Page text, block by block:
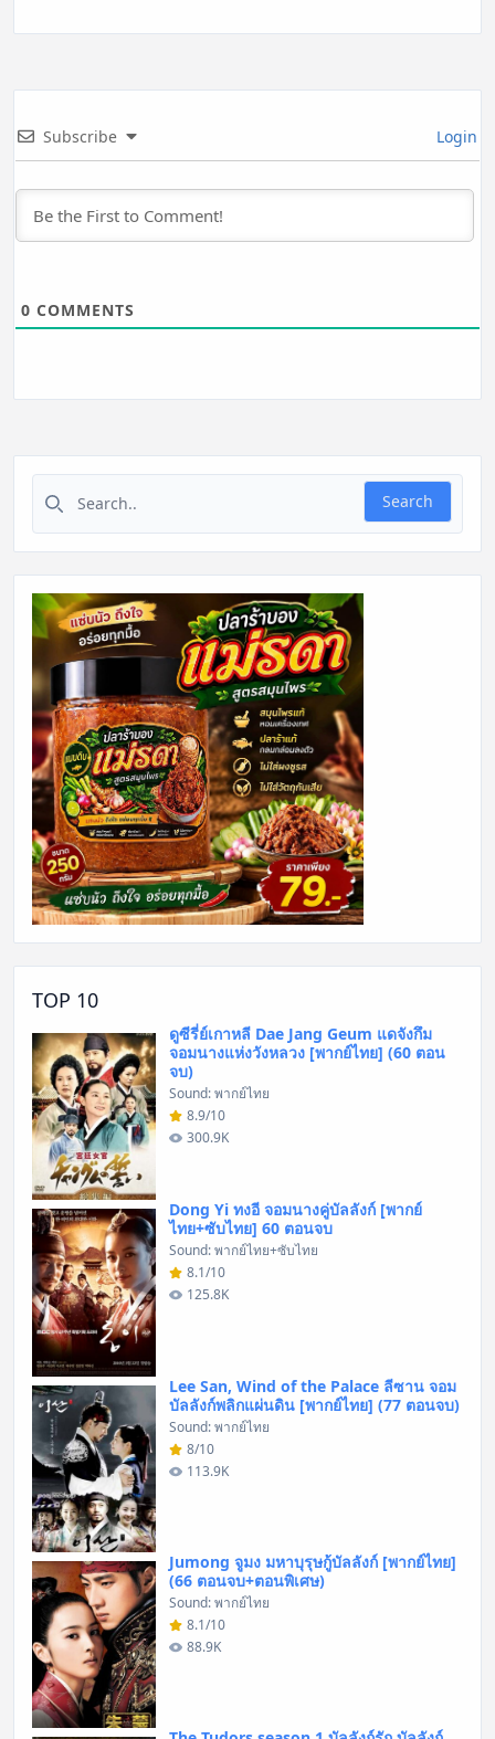
Subscribe Login
0 COMMENTS
Search for:
Search
TOP 10
ดูซีรี่ย์เกาหลี Dae Jang Geum แดจังกึม
จอมนางแห่งวังหลวง [พากย์ไทย] (60 ตอน
จบ)
Sound: พากย์ไทย
8.9/10
300.9K
Dong Yi ทงอี จอมนางคู่บัลลังก์ [พากย์
ไทย+ซับไทย] 60 ตอนจบ
Sound: พากย์ไทย+ซับไทย
8.1/10
125.8K
Lee San, Wind of the Palace ลีซาน จอม
บัลลังก์พลิกแผ่นดิน [พากย์ไทย] (77 ตอนจบ)
Sound: พากย์ไทย
8/10
113.9K
Jumong จูมง มหาบุรุษกู้บัลลังก์ [พากย์ไทย]
(66 ตอนจบ+ตอนพิเศษ)
Sound: พากย์ไทย
8.1/10
88.9K